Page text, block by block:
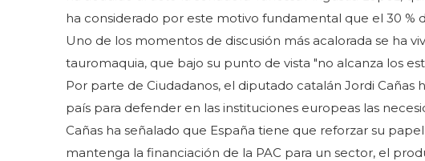
ha considerado por este motivo fundamental que el 30 %
Uno de los momentos de discusión más acalorada se ha
tauromaquia, que bajo su punto de vista "no alcanza los
Por parte de Ciudadanos, el diputado catalán Jordi
país para defender en las instituciones europeas las
Cañas ha señalado que España tiene que reforzar su
mantenga la financiación de la PAC para un sector, el